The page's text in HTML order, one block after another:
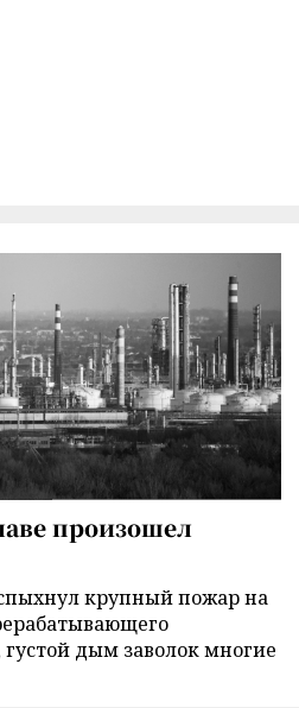
произошел
крупный пожар на
дым заволок многие